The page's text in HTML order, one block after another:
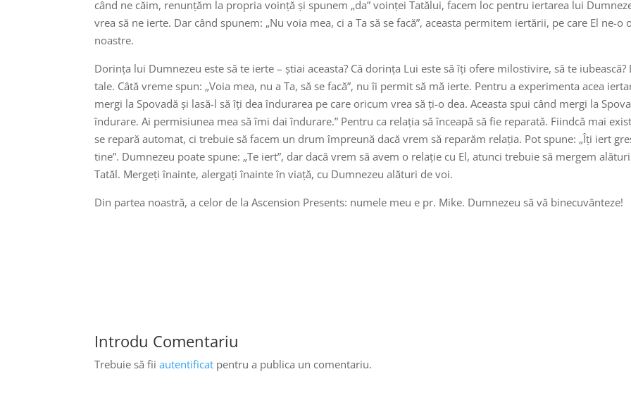
când ne căim, renunțăm la propria voință și spunem „da” voinței Tatălui, facem loc pentru iertarea lui
vrea să ne ierte. Dar când spunem: „Nu voia mea, ci a Ta să se facă”, aceasta permitem iertării, pe care El
noastre.
Dorința lui Dumnezeu este să te ierte – știai aceasta? Că dorința Lui este să îți ofere milostivire, să te
tale. Câtă vreme spun: „Voia mea, nu a Ta, să se facă”, nu îi permit să mă ierte. Pentru a experimenta acea
mergi la Spovadă și lasă-l să îți dea îndurarea pe care oricum vrea să ți-o dea. Aceasta spui când mergi la
îndurare. Ai permisiunea mea să îmi dai îndurare.” Pentru ca relația să înceapă să fie reparată. Fiindcă mai
se repară automat, ci trebuie să facem un drum împreună dacă vrem să reparăm relația. Pot spune: „Îți iert
tine”. Dumnezeu poate spune: „Te iert”, dar dacă vrem să avem o relație cu El, atunci trebuie să mergem
Tatăl. Mergeți înainte, alergați înainte în viață, cu Dumnezeu alături de voi.
Din partea noastră, a celor de la Ascension Presents: numele meu e pr. Mike. Dumnezeu să vă binecuvânteze!
Introdu Comentariu
Trebuie să fiiautentificat pentru a publica un comentariu.